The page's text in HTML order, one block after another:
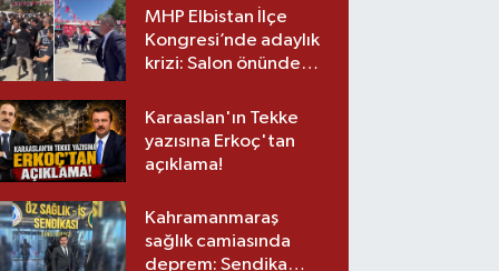
üst lige iki transfer!
MHP Elbistan İlçe
Kongresi’nde adaylık
krizi: Salon önünde
Karaaslan'ın Tekke
yazısına Erkoç'tan
açıklama!
Kahramanmaraş
sağlık camiasında
deprem: Sendika